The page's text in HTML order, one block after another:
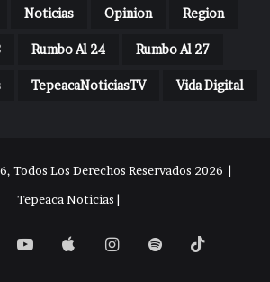
Noticias Opinion Region
Rumbo Al 24 Rumbo Al 27
TepeacaNoticiasTV Vida Digital
Todos Los Derechos Reservados 2026 |
Tepeaca Noticias |
YouTubeAppleInstagram
Spotify